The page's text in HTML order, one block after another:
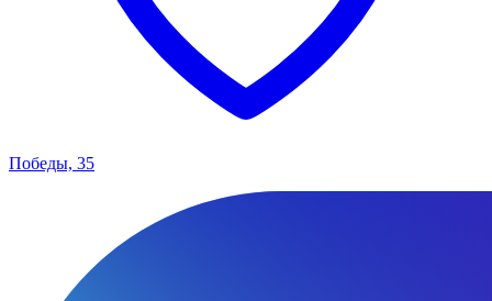
Победы, 35